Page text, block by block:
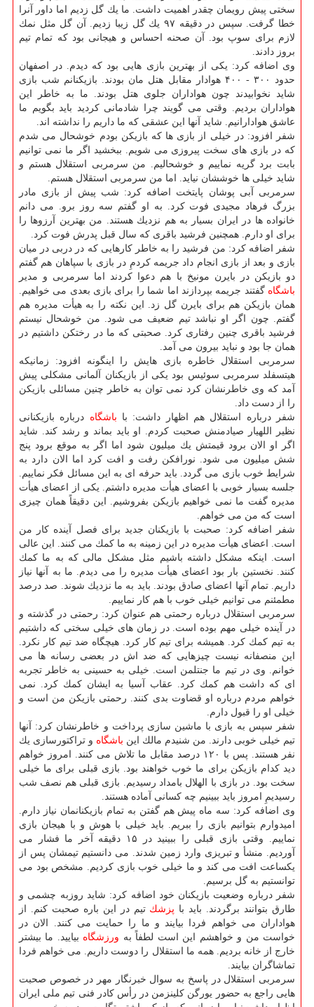
سختی پیش رویمان چقدر اهمیت داشت. ما یك گل زدیم اما داور آنرا
خطا گرفت. سپس در دقیقه ۹۷ یك گل زیبا زدیم. آن گل مثل نمك
لازم برای سوپ بود. آن صحنه احساس و هیجانی بود كه تمام تیم
بروز دادند.
وی اضافه كرد: یكی از بهترین بازی هایی بود كه دیدم. در اصفهان
حدود ۳۰۰ - ۴۰۰ هوادار مقابل هتل مان بودند. بازیكنانم شب بازی
شاید نخوابیدند چون هواداران جلوی هتل بودند. ما به خاطر این
هواداران بردیم. وقتی می گویند چرا شادمانی كردید باید بگویم ما
عاشق هوادارانیم. شاید آنها این عشقی كه ما داریم را نداشته اند.
شفر افزود: در خیلی از بازی ها كه بازیكن بودم خوشحال می شدم
كه در بازی های سخت پیروزی می شویم. ببخشید اگر ما نمی توانیم
بابت برد گریه نماییم و خوشحالیم. من سرمربی استقلال هستم و
شاید خیلی ها خوششان نیاید. اما من سرمربی استقلال هستم.
سرمربی آبی پوشان پایتخت اضافه كرد: شب پیش از بازی مادر
بزرگ فرهاد مجیدی فوت كرد. به او گفتم سه روز برو. می دانم
خانواده ها در ایران بسیار به هم نزدیك هستند. من بهترین آرزوها را
برای او دارم. همچنین فرشید باقری كه سال قبل پدرش فوت كرد.
شفر اضافه كرد: من فرشید را به خاطر كارهایی كه در دربی در میان
بازی و بعد از بازی انجام داد جریمه كردمِ در بازی با سپاهان هم گفتم
دو بازیكن در بایرن مونیخ با هم دعوا كردند اما سرمربی و مدیر
باشگاه گفتند جریمه بپردازند اما شما را برای بازی بعدی می خواهیم.
همان بازیكن هم برای بایرن گل زد. این نكته را به هیأت مدیره هم
گفتم. چون اگر او نباشد تیم ضعیف می شود. من خوشحال نیستم
فرشید باقری چنین رفتاری كرد. صحبتی كه ما در رختكن داشتیم در
همان جا بود و نباید بیرون می آمد.
سرمربی استقلال خاطره بازی هایش را اینگونه افزود: زمانیكه
هیتسفلد سرمربی سوئیس بود یكی از بازیكنان آلمانی مشكلی پیش
آمد كه وی خاطرنشان كرد نمی توان به خاطر چنین مسائلی بازیكن
را از دست داد.
شفر درباره استقلال هم اظهار داشت: با باشگاه درباره بازیكنانی
نظیر اللهیار صیادمنش صحبت كردم. او باید بماند و رشد كند. شاید
اگر او الان برود قیمتش یك میلیون شود اما اگر به موقع برود پنج
شش میلیون می شود. نورافكن رفت و افت كرد اما الان دارد به
شرایط خوب بازی می گردد. باید حرفه ای به این مسائل فكر نماییم.
جلسه بسیار خوبی با اعضای هیأت مدیره داشتم. یكی از اعضای هیأت
مدیره گفت ما نمی خواهیم بازیكن بفروشیم. این دقیقاً همان چیزی
است كه من می خواهم.
شفر اضافه كرد: صحبت با بازیكنان جدید برای فصل آینده كار من
است. اعضای هیأت مدیره در این زمینه به ما كمك می كنند. این عالی
است. اینكه مشكل داشته باشیم مثل مشكل مالی كه به ما كمك
كنند. نخستین بار بود اعضای هیأت مدیره را می دیدم. ما به آنها نیاز
داریم. تمام آنها اعضای صادق بودند. باید به ما نزدیك شوند. صد درصد
مطمئنم می توانیم خیلی خوب با هم كار نماییم.
سرمربی استقلال درباره رحمتی هم عنوان كرد: رحمتی در گذشته و
در آینده خیلی مهم بوده است. در زمان های خیلی سختی كه داشتیم
به تیم كمك كرد. همیشه برای تیم كار كرد. هیچگاه ضد تیم كار نكرد.
این منصفانه نیست چیزهایی كه ضد اش در بعضی رسانه ها می
خوانم. وی در تیم ما جنتلمن است. خیلی به حسینی به خاطر تجربه
ای كه داشت هم كمك كرد. عقاب آسیا به ایشان كمك كرد. نمی
خواهم مردم درباره او قضاوت بدی كنند. رحمتی بازیكن من است و
خیلی او را قبول دارم.
شفر سپس به بازی با ماشین سازی پرداخت و خاطرنشان كرد: آنها
تیم خیلی خوبی دارند. من شنیدم مالك این باشگاه و تراكتورسازی یك
نفر هستند. پس با ۱۲۰ درصد مقابل ما تلاش می كنند. امروز خواهم
دید كدام بازیكن برای ما خوب خواهند بود. بازی قبلی برای ما خیلی
سخت بود. در بازی با الهلال بامداد رسیدیم. بازی قبلی هم نصف شب
رسیدیمِ امروز باید ببینیم چه كسانی آماده هستند.
وی اضافه كرد: سه ماه پیش هم گفتن به تمام بازیكنانمان نیاز دارم.
امیدوارم بتوانیم بازی را ببریم. باید خیلی با هوش و با هیجان بازی
نماییم. وقتی بازی قبلی را ببینید در ۱۵ دقیقه آخر ما فشار می
آوردیم. منشأ و تبریزی وارد زمین شدند. می دانستیم تیمشان پس از
یكساعت افت می كند و ما خیلی خوب بازی كردیم. مشخص بود می
توانستیم به گل برسیم.
شفر درباره وضعیت بازیكنان خود اضافه كرد: شاید روزبه چشمی و
طارق بتوانند برگردند. باید با پزشك تیم در این باره صحبت كنم. از
هواداران می خواهم فردا بیایند و ما را حمایت می كنند. الان در
خواست من و خواهشم این است لطفاً به ورزشگاه بیایید. ما بیشتر
خارج از خانه بردیم. همه ما استقلال را دوست داریم. می خواهم فردا
تماشاگران بیایند.
سرمربی استقلال در پاسخ به سوال خبرنگار مهر در خصوص صحبت
هایی راجع به حضور یورگن كلینزمن در رأس كادر فنی تیم ملی ایران